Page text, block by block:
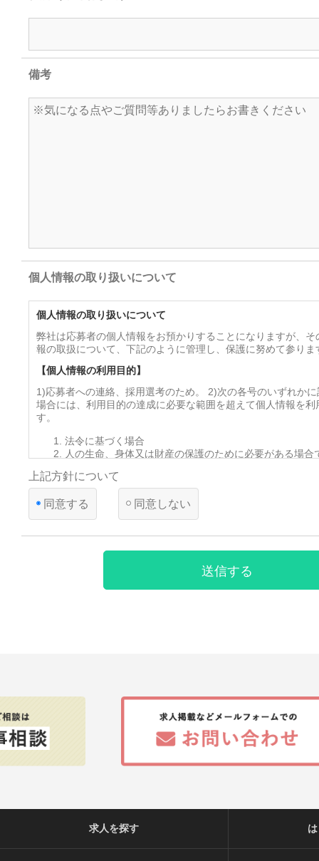
備考
個人情報の取り扱いについて
個人情報の取り扱いについて
弊社は応募者の個人情報をお預かりすることになりますが、
報の取扱について、下記のように管理し、保護に努めて参りま
【個人情報の利用目的】
1)応募者への連絡、採用選考のため。 2)次の各号のいずれか
場合には、利用目的の達成に必要な範囲を超えて個人情報を
す。
法令に基づく場合
人の生命、身体又は財産の保護のために必要がある場合
公衆衛生の向上又は児童の健全な育成の推進のために特
って、本人の同意を得ることが困難であるとき
国の機関若しくは地方公共団体又はその委託を受けた者
遂行することに対して協力する必要がある場合であって
【第三者への提供】
弊社は法律で定められている場合を除いて、応募者の個人情
得ず第三者に提供・委託することはありません。ただし、官
【個人情報の開示等について】
貴殿には、貴殿の個人情報の利用目的の通知、開示、内容の
の停止、消去及び第三者への提供の停止（以下、「開示等」
た場合には、遅滞なく対応します。
【統計処理されたデータの利用】
上記方針について
同意する 同意しない
送信する
求人を探す